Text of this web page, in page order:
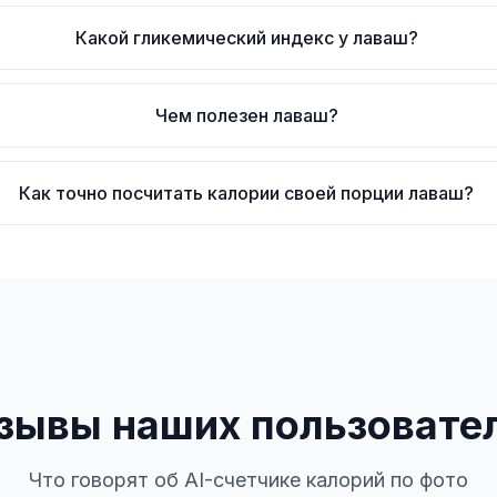
Какой гликемический индекс у лаваш?
Чем полезен лаваш?
Как точно посчитать калории своей порции лаваш?
наших
Что говорят об AI-счетчике калорий по фото